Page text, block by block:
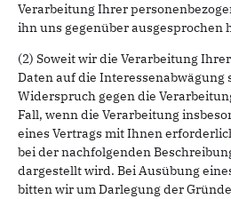
Verarbeitung Ihrer
ihn uns gegenüber ausgesprochen
(2) Soweit wir die Verarbeitung
Daten auf die Interessenabwägung
Widerspruch gegen die
Fall, wenn die Verarbeitung
eines Vertrags mit Ihnen
bei der nachfolgenden
dargestellt wird. Bei Ausübung
bitten wir um Darlegung der